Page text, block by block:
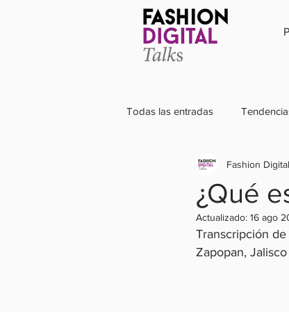
Todas las entradas
Diseño
Sustentabilidad
¿Qué
Fashion
Actualizado: 16 ago
Transcripción
Zapopan,